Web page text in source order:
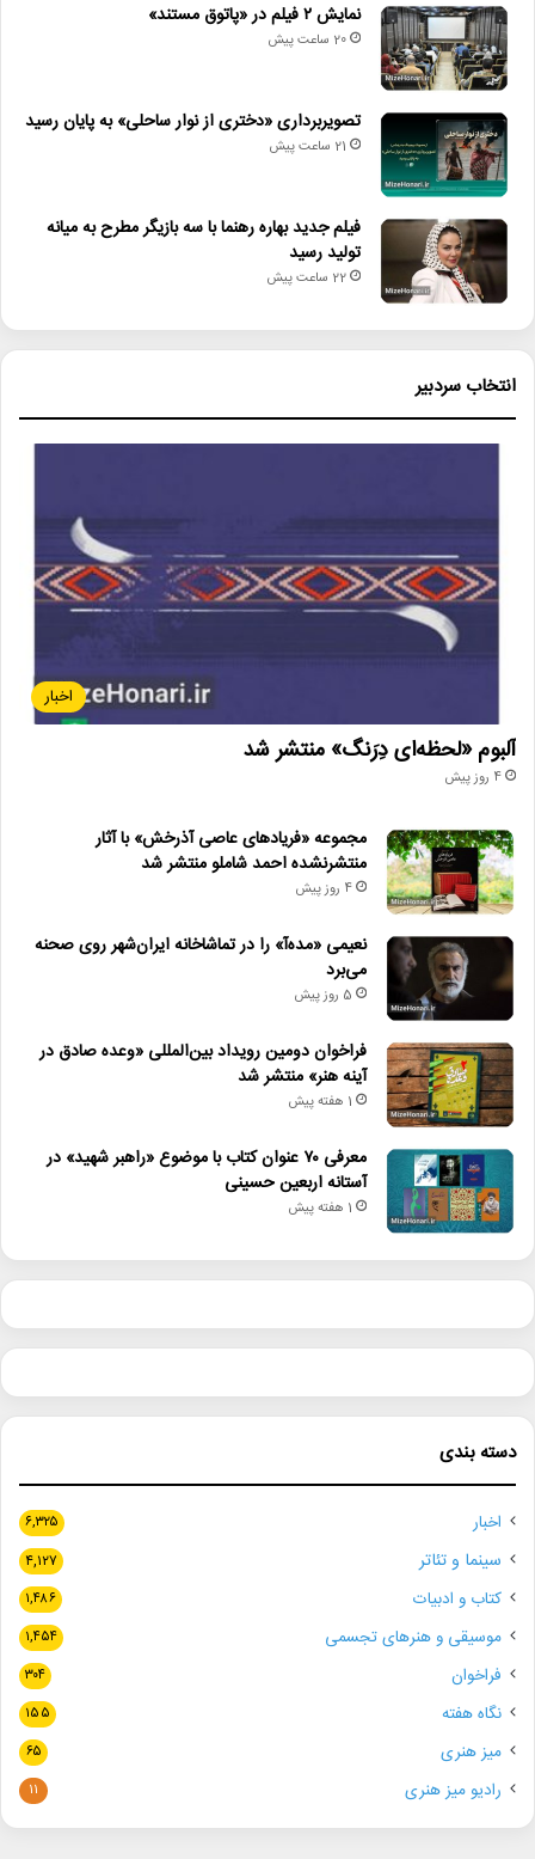
نمایش ۲ فیلم در «پاتوق مستند»
20 ساعت پیش
تصویربرداری «دختری از نوار ساحلی» به پایان رسید
21 ساعت پیش
فیلم جدید بهاره رهنما با سه بازیگر مطرح به میانه
تولید رسید
22 ساعت پیش
انتخاب سردبیر
اخبار
آلبوم «لحظه‌ای دِرَنگ» منتشر شد
4 روز پیش
مجموعه «فریادهای عاصی آذرخش» با آثار
منتشرنشده احمد شاملو منتشر شد
4 روز پیش
نعیمی «مده‌آ» را در تماشاخانه ایران‌شهر روی صحنه
می‌برد
5 روز پیش
فراخوان دومین رویداد بین‌المللی «وعده صادق در
آینه هنر» منتشر شد
1 هفته پیش
معرفی ۷۰ عنوان کتاب با موضوع «راهبر شهید» در
آستانه اربعین حسینی
1 هفته پیش
دسته بندی
اخبار ۶,۳۲۵
سینما و تئاتر ۴,۱۲۷
کتاب و ادبیات ۱,۴۸۶
موسیقی و هنرهای تجسمی ۱,۴۵۴
فراخوان ۳۰۴
نگاه هفته ۱۵۵
میز هنری ۶۵
رادیو میز هنری ۱۱